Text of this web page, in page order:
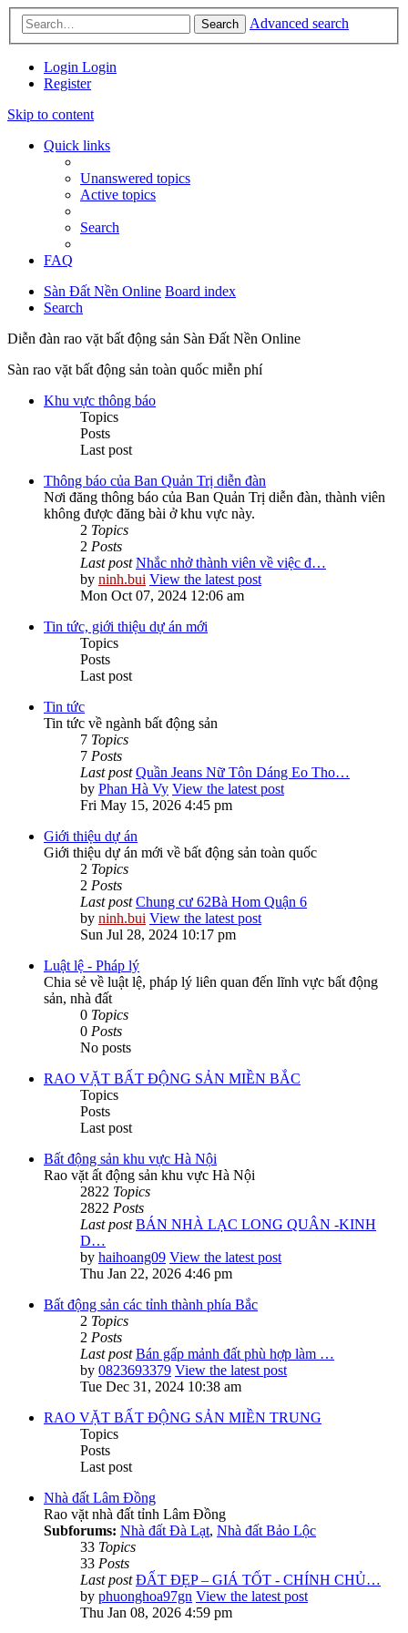
Search Advanced search
Login Login
Register
Skip to content
Quick links
Unanswered topics
Active topics
Search
FAQ
Sàn Đất Nền Online Board index
Search
Diễn đàn rao vặt bất động sản Sàn Đất Nền Online
Sàn rao vặt bất động sản toàn quốc miễn phí
Khu vực thông báo
Topics
Posts
Last post
Thông báo của Ban Quản Trị diễn đàn
Nơi đăng thông báo của Ban Quản Trị diễn đàn, thành viên
không được đăng bài ở khu vực này.
2 Topics
2 Posts
Last post Nhắc nhở thành viên về việc đ…
by ninh.bui View the latest post
Mon Oct 07, 2024 12:06 am
Tin tức, giới thiệu dự án mới
Topics
Posts
Last post
Tin tức
Tin tức về ngành bất động sản
7 Topics
7 Posts
Last post Quần Jeans Nữ Tôn Dáng Eo Tho…
by Phan Hà Vy View the latest post
Fri May 15, 2026 4:45 pm
Giới thiệu dự án
Giới thiệu dự án mới về bất động sản toàn quốc
2 Topics
2 Posts
Last post Chung cư 62Bà Hom Quận 6
by ninh.bui View the latest post
Sun Jul 28, 2024 10:17 pm
Luật lệ - Pháp lý
Chia sẻ về luật lệ, pháp lý liên quan đến lĩnh vực bất động
sản, nhà đất
0 Topics
0 Posts
No posts
RAO VẶT BẤT ĐỘNG SẢN MIỀN BẮC
Topics
Posts
Last post
Bất động sản khu vực Hà Nội
Rao vặt ất động sản khu vực Hà Nội
2822 Topics
2822 Posts
Last post BÁN NHÀ LẠC LONG QUÂN -KINH
D…
by haihoang09 View the latest post
Thu Jan 22, 2026 4:46 pm
Bất động sản các tỉnh thành phía Bắc
2 Topics
2 Posts
Last post Bán gấp mảnh đất phù hợp làm …
by 0823693379 View the latest post
Tue Dec 31, 2024 10:38 am
RAO VẶT BẤT ĐỘNG SẢN MIỀN TRUNG
Topics
Posts
Last post
Nhà đất Lâm Đồng
Rao vặt nhà đất tỉnh Lâm Đồng
Subforums: Nhà đất Đà Lạt, Nhà đất Bảo Lộc
33 Topics
33 Posts
Last post ĐẤT ĐẸP – GIÁ TỐT - CHÍNH CHỦ…
by phuonghoa97gn View the latest post
Thu Jan 08, 2026 4:59 pm